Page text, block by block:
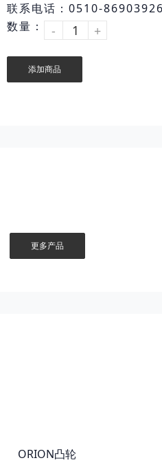
联系电话：0510-86903926
数量：
- +
添加商品
更多产品
ORION凸轮